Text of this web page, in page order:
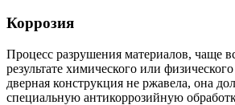
Коррозия
Процесс разрушения материалов, чаще
результате химического или
дверная конструкция не ржавела, она
специальную антикоррозийную